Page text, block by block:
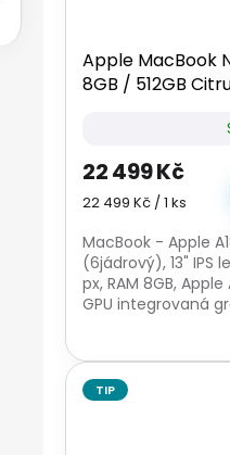
Apple MacBook
8GB / 512GB
22 499 Kč
Měrná
22 499 Kč / 1 ks
MacBook - Apple
(6jádrový), 13" IPS
px, RAM 8GB,
GPU integrovaná
TIP